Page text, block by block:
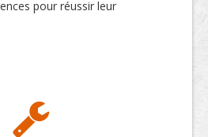
pour réussir leur